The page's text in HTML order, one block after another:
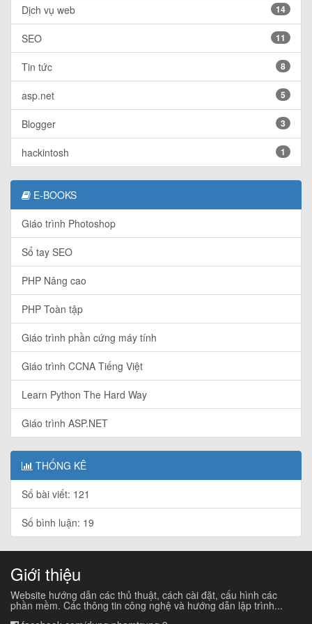
Dịch vụ web 14
SEO 11
Tin tức 8
asp.net 5
Blogger 3
hackintosh 1
E-BOOKS
Giáo trình Photoshop
Sổ tay SEO
PHP Nâng cao
PHP Toàn tập
Giáo trình phần cứng máy tính
Giáo trình CCNA Tiếng Việt
Learn Python The Hard Way
Giáo trình ASP.NET
THỐNG KÊ
Số bài viết: 121
Số bình luận: 19
Giới thiệu
Website hướng dẫn các thủ thuật, cách cài đặt, cấu hình các
phần mềm. Các thông tin công nghệ và hướng dẫn lập trình...